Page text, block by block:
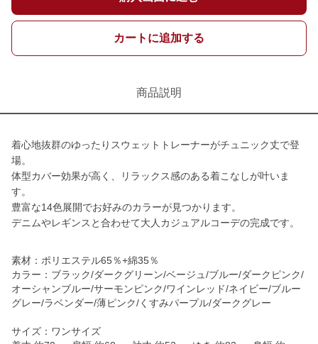
カートに追加する
商品説明
着心地抜群のゆったりスウェットトレーナーがチュニック丈で登
場。
体型カバー効果が高く、リラックス感のある着こなしが叶いま
す。
豊富な14色展開でお好みのカラーが見つかります。
デニムやレギンスと合わせて大人カジュアルコーデの完成です。
素材：ポリエステル65％+綿35％
カラー：ブラック/ダークグリーン/ベージュ/ブルー/ダークピンク/
オーシャンブルー/サーモンピンク/ワインレッド/ネイビー/ブルー
グレー/ラベンダー/薄ピンク/くすみパープル/ダークグレー
サイズ：ワンサイズ